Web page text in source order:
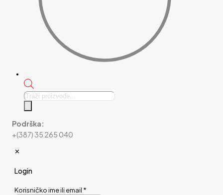
Products
Podrška:
+(387) 35 265 040
✕
Login
Korisničko ime ili email *